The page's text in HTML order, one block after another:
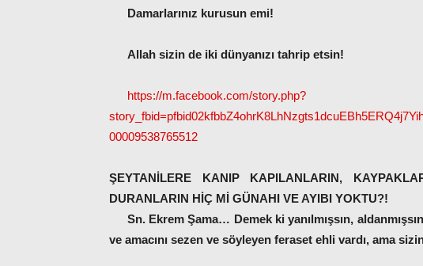
Damarlarınız kurusun emi!
Allah sizin de iki dünyanızı tahrip etsin!
https://m.facebook.com/story.php?
00009538765512
ŞEYTANİLERE KANIP KAPILANLARIN,
DURANLARIN HİÇ Mİ GÜNAHI VE AYIBI YOKTU?!
Sn. Ekrem Şama… Demek ki yanılmışsın,
ve amacını sezen ve söyleyen feraset ehli vardı, ama